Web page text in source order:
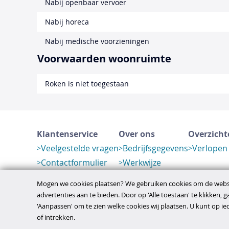
Nabij openbaar vervoer
Nabij horeca
Nabij medische voorzieningen
Voorwaarden woonruimte
Roken is niet toegestaan
Klantenservice
Veelgestelde vragen
Contactformulier
Over ons
Bedrijfsgegevens
Werkwijze
Copyright © 2026
Mogen we cookies plaatsen? We gebruiken cookies om de
advertenties aan te bieden. Door op 'Alle toestaan' te klikken,
'Aanpassen' om te zien welke cookies wij plaatsen. U kunt op
of intrekken.